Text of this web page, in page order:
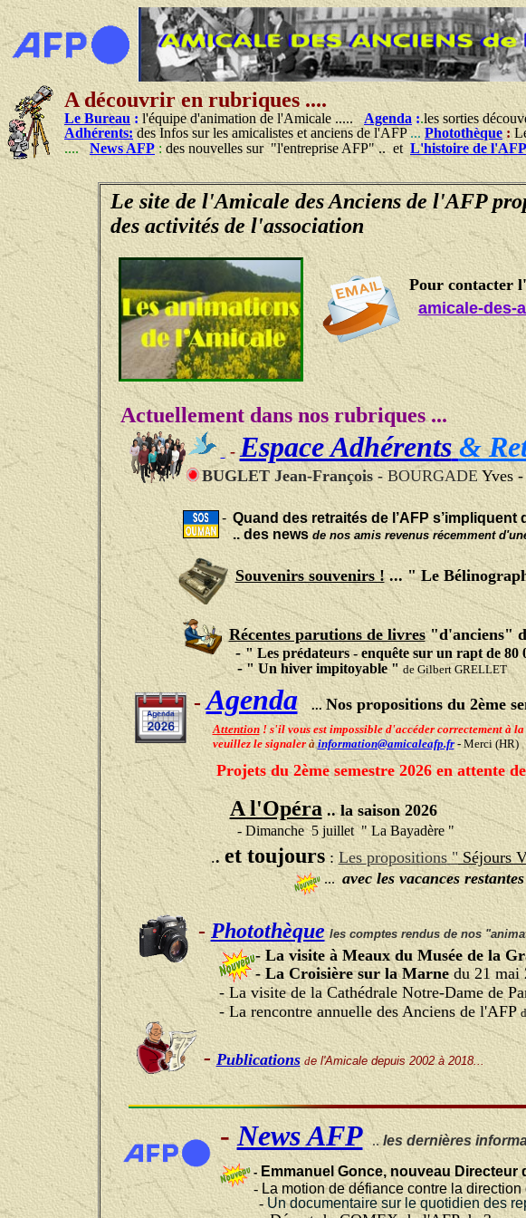
A découvrir en rubriques ....
Le Bureau: l'équipe d'animation de l'Amicale ..... Agenda :.les sorties
Adhérents:des Infos sur les amicalistes et anciens de l'AFP... Photothèque :
....
News AFP : des nouvelles sur "l'entreprise AFP" .. et L'histoire de l'AFP
Le site de l'Amicale des Anciens de l'AFP
des activités de l'association
Pour contacter
amicale-des-
Actuellement dans nos rubriques ...
-Espace Adhérents &
BUGLET Jean-François - BOURGADEYves
- Quand des retraités de l’AFP s’impliquent
.. des news de nos amis revenus récemment
Souvenirs souvenirs !... " Le
Récentes parutions de livres"d'anciens"
-" Les prédateurs - enquête sur un rapt de 80
-" Un hiver impitoyable " de Gilbert GRELLET
- Agenda ... Nos propositions du 2ème
Attention! s'il vous est impossible d'accéder correctement à
veuillez le signalerà information@amicaleafp.fr - Merci(HR)
Projets du 2ème semestre 2026 en attente
A l'Opéra.. la saison 2026
- Dimanche 5 juillet " La Bayadère "
..et toujours : Les propositions"Séjours
... avec les vacances
- Photothèque les comptes rendus de nos
- La visite à Meaux du Musée de la
- La Croisière sur la Marnedu 21 mai
- La visite de la Cathédrale Notre-Dame de
- La rencontre annuelle des Anciens de l'AFP
-Publications de l'Amicale depuis 2002 à 2018...
- News AFP ..les dernières
- Emmanuel Gonce, nouveau
- La motion de défiance contre la
-Un documentaire sur le quotidien des